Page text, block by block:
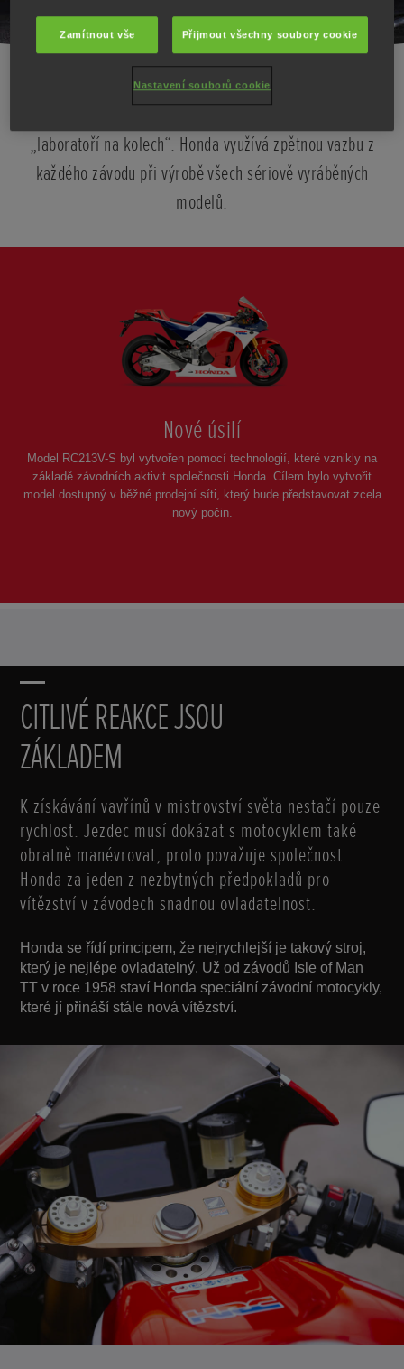
„laboratoří na kolech“. Honda využívá zpětnou vazbu z
každého závodu při výrobě všech sériově vyráběných
modelů.
Nové úsilí
Model RC213V-S byl vytvořen pomocí technologií, které vznikly na
základě závodních aktivit společnosti Honda. Cílem bylo vytvořit
model dostupný v běžné prodejní síti, který bude představovat zcela
nový počin.
CITLIVÉ REAKCE JSOU
ZÁKLADEM
K získávání vavřínů v mistrovství světa nestačí pouze
rychlost. Jezdec musí dokázat s motocyklem také
obratně manévrovat, proto považuje společnost
Honda za jeden z nezbytných předpokladů pro
vítězství v závodech snadnou ovladatelnost.
Honda se řídí principem, že nejrychlejší je takový stroj,
který je nejlépe ovladatelný. Už od závodů Isle of Man
TT v roce 1958 staví Honda speciální závodní motocykly,
které jí přináší stále nová vítězství.
Zamítnout vše Přijmout všechny soubory cookie
Nastavení souborů cookie